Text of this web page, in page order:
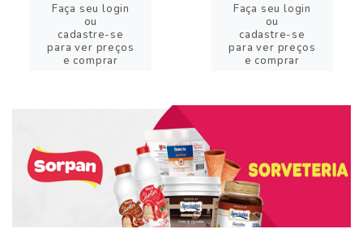
Faça seu login
ou
cadastre-se
para ver preços
e comprar
Faça seu login
ou
cadastre-se
para ver preços
e comprar